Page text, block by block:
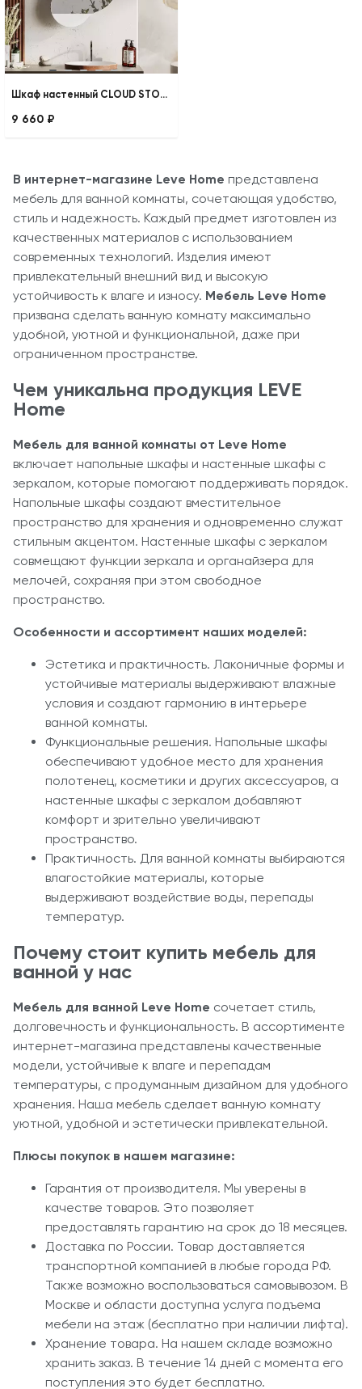
Шкаф настенный CLOUD STORAGE WALL MIRROR
9 660 ₽
В интернет-магазине Leve Home представлена
мебель для ванной комнаты, сочетающая удобство,
стиль и надежность. Каждый предмет изготовлен из
качественных материалов с использованием
современных технологий. Изделия имеют
привлекательный внешний вид и высокую
устойчивость к влаге и износу. Мебель Leve Home
призвана сделать ванную комнату максимально
удобной, уютной и функциональной, даже при
ограниченном пространстве.
Чем уникальна продукция LEVE
Home
Мебель для ванной комнаты от Leve Home
включает напольные шкафы и настенные шкафы с
зеркалом, которые помогают поддерживать порядок.
Напольные шкафы создают вместительное
пространство для хранения и одновременно служат
стильным акцентом. Настенные шкафы с зеркалом
совмещают функции зеркала и органайзера для
мелочей, сохраняя при этом свободное
пространство.
Особенности и ассортимент наших моделей:
Эстетика и практичность. Лаконичные формы и
устойчивые материалы выдерживают влажные
условия и создают гармонию в интерьере
ванной комнаты.
Функциональные решения. Напольные шкафы
обеспечивают удобное место для хранения
полотенец, косметики и других аксессуаров, а
настенные шкафы с зеркалом добавляют
комфорт и зрительно увеличивают
пространство.
Практичность. Для ванной комнаты выбираются
влагостойкие материалы, которые
выдерживают воздействие воды, перепады
температур.
Почему стоит купить мебель для
ванной у нас
Мебель для ванной Leve Home сочетает стиль,
долговечность и функциональность. В ассортименте
интернет-магазина представлены качественные
модели, устойчивые к влаге и перепадам
температуры, с продуманным дизайном для удобного
хранения. Наша мебель сделает ванную комнату
уютной, удобной и эстетически привлекательной.
Плюсы покупок в нашем магазине:
Гарантия от производителя. Мы уверены в
качестве товаров. Это позволяет
предоставлять гарантию на срок до 18 месяцев.
Доставка по России. Товар доставляется
транспортной компанией в любые города РФ.
Также возможно воспользоваться самовывозом. В
Москве и области доступна услуга подъема
мебели на этаж (бесплатно при наличии лифта).
Хранение товара. На нашем складе возможно
хранить заказ. В течение 14 дней с момента его
поступления это будет бесплатно.